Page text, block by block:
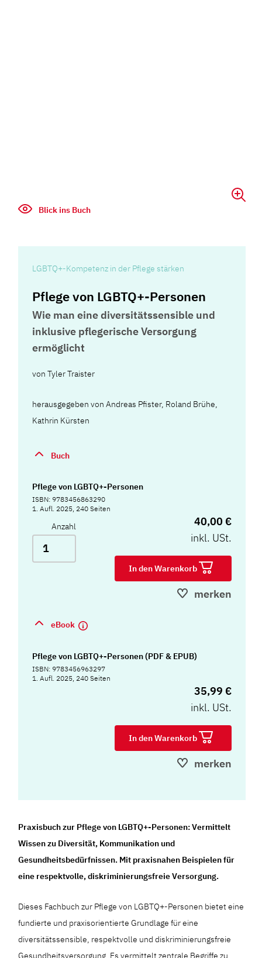
Blick ins Buch
LGBTQ+-Kompetenz in der Pflege stärken
Pflege von LGBTQ+-Personen
Wie man eine diversitätssensible und
inklusive pflegerische Versorgung
ermöglicht
vonTyler Traister
herausgegeben von Andreas Pfister, Roland Brühe,
Kathrin Kürsten
Buch
Pflege von LGBTQ+-Personen
ISBN: 9783456863290
1. Aufl. 2025, 240 Seiten
Anzahl
40,00 €
inkl. USt.
In den Warenkorb
merken
eBook
Pflege von LGBTQ+-Personen (PDF & EPUB)
ISBN: 9783456963297
1. Aufl. 2025, 240 Seiten
35,99 €
inkl. USt.
In den Warenkorb
merken
Praxisbuch zur Pflege von LGBTQ+-Personen: Vermittelt
Wissen zu Diversität, Kommunikation und
Gesundheitsbedürfnissen. Mit praxisnahen Beispielen für
eine respektvolle, diskriminierungsfreie Versorgung.
Dieses Fachbuch zur Pflege von LGBTQ+-Personen bietet eine
fundierte und praxisorientierte Grundlage für eine
diversitätssensible, respektvolle und diskriminierungsfreie
Gesundheitsversorgung. Es vermittelt zentrale Begriffe zu